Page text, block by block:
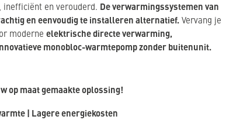
inefficiënt en verouderd. De verwarmingssystemen van
en eenvoudig te installeren alternatief. Vervang je
moderne elektrische directe verwarming,
monobloc-warmtepomp zonder buitenunit.
op maat gemaakte oplossing!
| Lagere energiekosten